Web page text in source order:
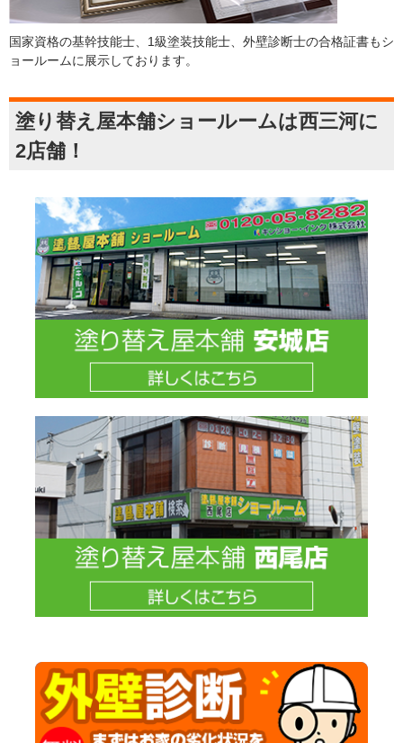
国家資格の基幹技能士、1級塗装技能士、外壁診断士の合格証書もシ
ョールームに展示しております。
塗り替え屋本舗ショールームは西三河に
2店舗！